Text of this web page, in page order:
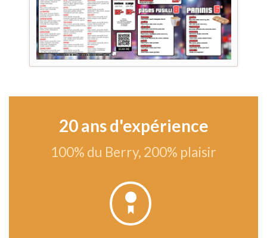
20 ans d'expérience
100% du Berry, 200% plaisir